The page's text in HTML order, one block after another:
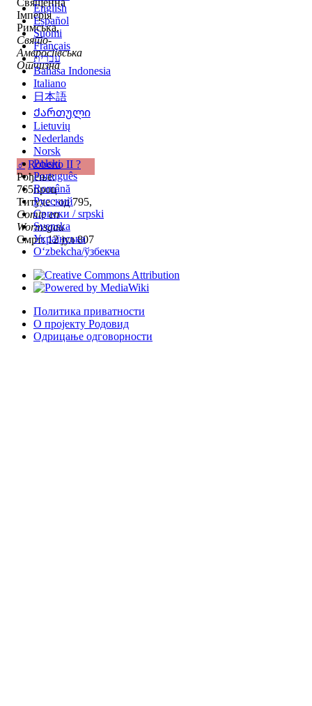
Священна
Імперія
Римська,
Свято-
Амвросіївська
Отчизна
♂ Roberto II ?
Рођење:
765проц
Титуле : од 795,
Comte en
Wormsgau
Смрт: 12 јул 807
English
Español
Suomi
Français
עברית
Bahasa Indonesia
Italiano
日本語
Ქართული
Lietuvių
Nederlands
Norsk
Polski
Português
Română
Русский
Српски / srpski
Svenska
Українська
Oʻzbekcha/ўзбекча
Политика приватности
О пројекту Родовид
Одрицање одговорности